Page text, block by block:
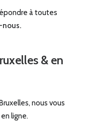
à toutes
nous.
& en
nous vous
ligne.